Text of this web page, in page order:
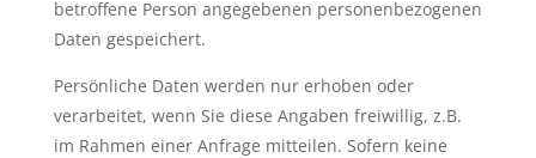
betroffene Person angegebenen personenbezogenen
Daten gespeichert.
Persönliche Daten werden nur erhoben oder
verarbeitet, wenn Sie diese Angaben freiwillig, z.B.
im Rahmen einer Anfrage mitteilen. Sofern keine